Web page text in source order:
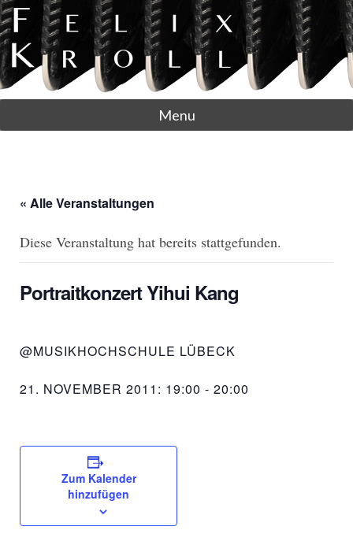
Menu
« Alle Veranstaltungen
Diese Veranstaltung hat bereits stattgefunden.
Portraitkonzert Yihui Kang
@MUSIKHOCHSCHULE LÜBECK
21. NOVEMBER 2011: 19:00 - 20:00
Zum Kalender
hinzufügen